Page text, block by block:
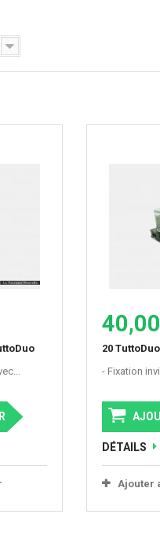
20
- Fixation
DÉTAILS
Ajouter